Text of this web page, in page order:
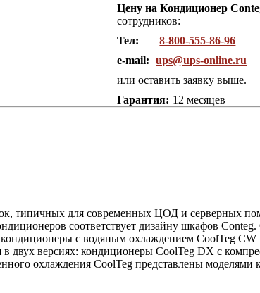
Цену на Кондиционер
сотрудников:
Тел:
8-800-555-86-96
e-mail:
ups@ups-online.ru
или оставить заявку выше.
Гарантия: 12 месяцев
типичных для современных ЦОД и серверных
соответствует дизайну шкафов
с водяным охлаждением CoolTeg
двух версиях: кондиционеры CoolTeg DX с
охлаждения CoolTeg представлены моделями